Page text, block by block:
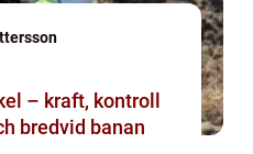
– kraft, kontroll
bredvid banan